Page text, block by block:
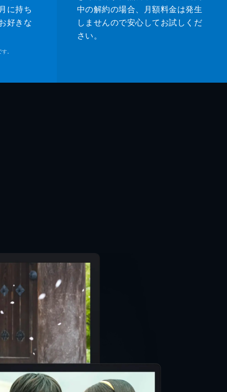
に持ち
好きな
。
中の解約の場合、月額料金は発生
しませんので安心してお試しくだ
さい。